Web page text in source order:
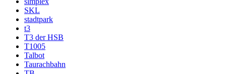
SKL
stadtpark
t3
T3 der HSB
T1005
Talbot
Taurachbahn